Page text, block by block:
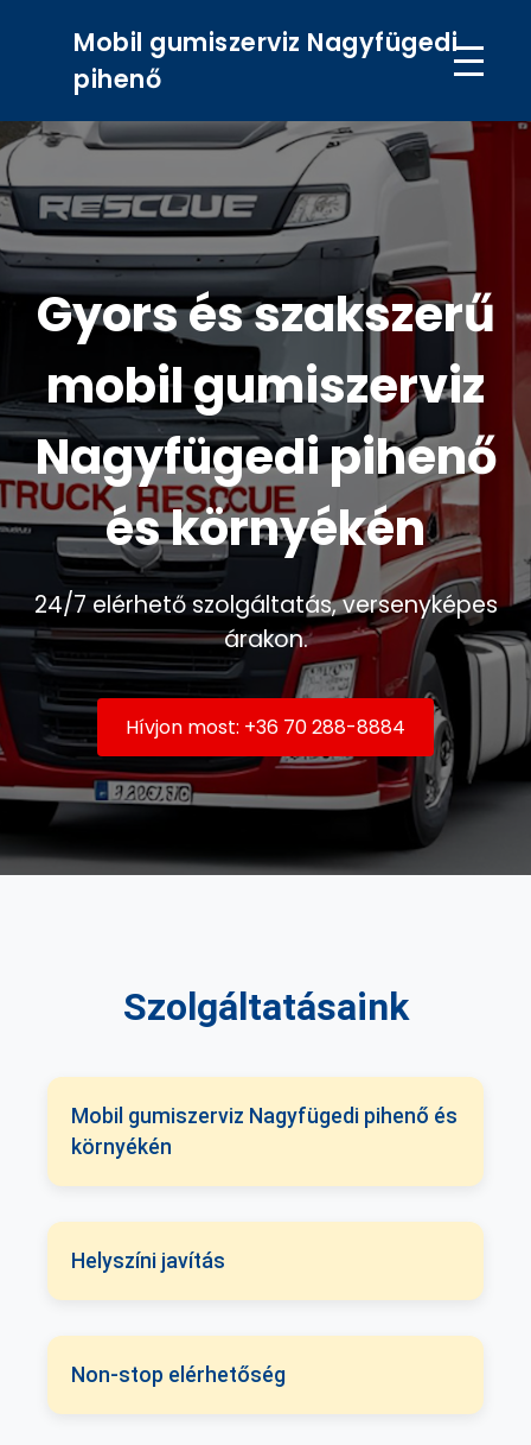
Mobil gumiszerviz Nagyfügedi
pihenő
Gyors és szakszerű
mobil gumiszerviz
Nagyfügedi pihenő
és környékén
24/7 elérhető szolgáltatás, versenyképes
árakon.
Hívjon most: +36 70 288-8884
Szolgáltatásaink
Mobil gumiszerviz Nagyfügedi pihenő és
környékén
Helyszíni javítás
Non-stop elérhetőség